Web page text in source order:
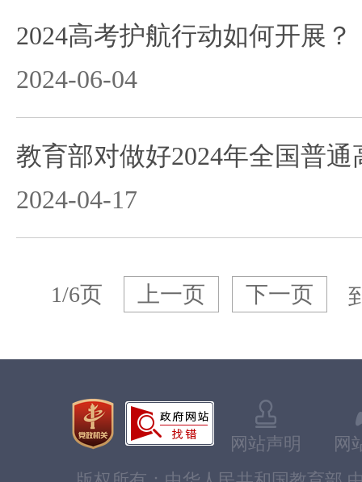
2024高考护航行动如何开展？
2024-06-04
2024-04-17
1/6页 上一页 下一页
网站声明
网